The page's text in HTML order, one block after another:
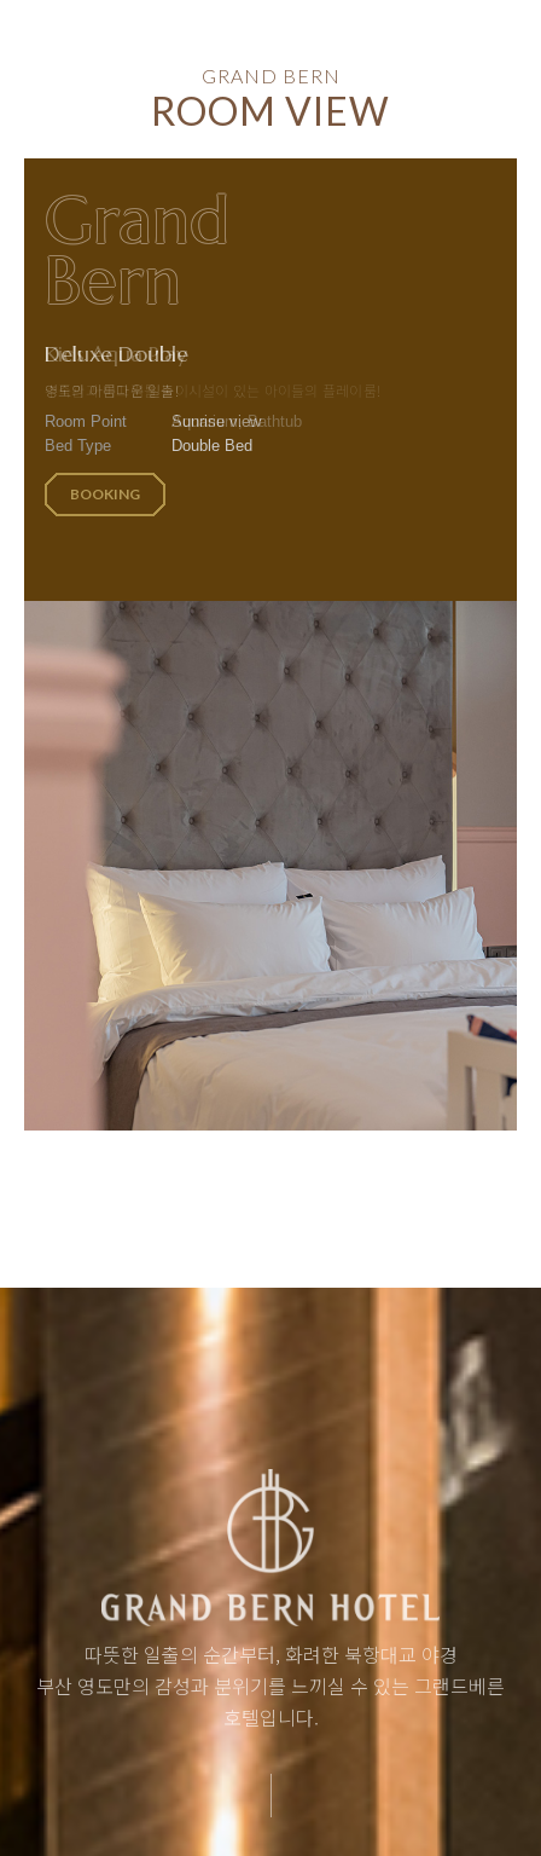
GRAND BERN
ROOM VIEW
Grand
Bern
Royal Suite
완벽 북항대교뷰!
가족, 친구와 함께 야경과 스파를 즐길 수 있는 풀 욕조
Room Point
Full Ocean view
BOOKING
Suite Twin
완벽 북항대교뷰!
야경과 스파를 함께.
Room Point
Spa
BOOKING
Family Twin
완벽 북항대교뷰!
아이들과 함께 오는 가족들의 취향을 저격!.
Room Point
Spa
BOOKING
Premium Twin
완벽 북항대교뷰!
편안하고 아늑한 더블침대!
Room Point
Spa
BOOKING
Premium Double
영도의 아름다운 일출!
야경을 즐기며 스파를 할 수 있는 창가 욕조
Room Point
Spa, Sunrise view
BOOKING
Deluxe Double
영도의 아름다운 일출!
Room Point
Sunrise view
Bed Type
Double Bed
BOOKING
Kids Aqua Play
수족관과 미끄럼틀 놀이시설이 있는 아이들의 플레이룸!
Room Point
Aquarium, Bathtub
Bed Type
Double Bed
BOOKING
Room Point
Bed Type
BOOKING
Room Point
Bed Type
BOOKING
따뜻한 일출의 순간부터, 화려한 북항대교 야경
부산 영도만의 감성과 분위기를 느끼실 수 있는 그랜드베른
호텔입니다.